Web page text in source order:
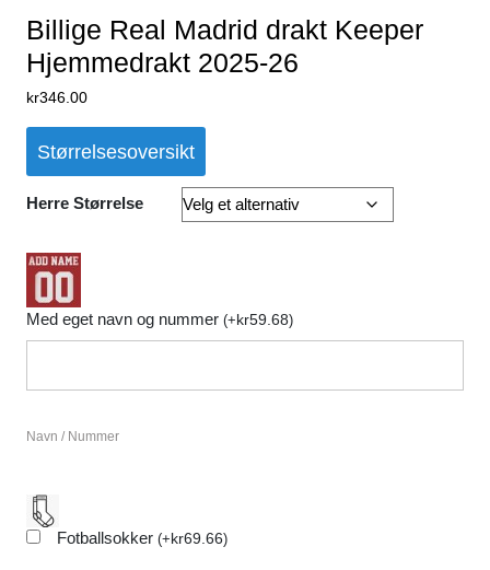
Billige Real Madrid drakt Keeper
Hjemmedrakt 2025-26
kr346.00
Størrelsesoversikt
Herre Størrelse
Med eget navn og nummer (+kr59.68)
Navn / Nummer
Fotballsokker (+kr69.66)